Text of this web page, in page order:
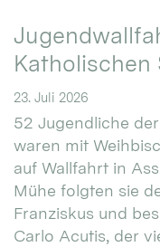
Katholischen
23. Juli 2026
52 Jugendliche
waren mit
auf Wallfahrt in
Mühe folgten sie
Franziskus und
Carlo Acutis, der